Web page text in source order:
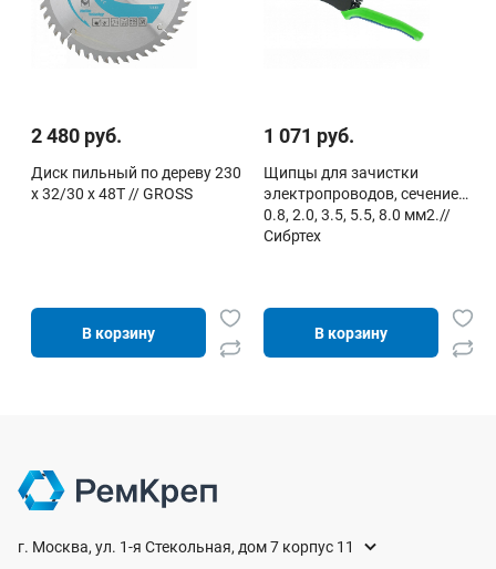
2 480 руб.
Диск пильный по дереву 230
х 32/30 х 48Т // GROSS
В корзину
1 071 руб.
Щипцы для зачистки
электропроводов, сечением:
0.8, 2.0, 3.5, 5.5, 8.0 мм2.//
Сибртех
В корзину
г. Москва, ул. 1-я Стекольная, дом 7 корпус 11